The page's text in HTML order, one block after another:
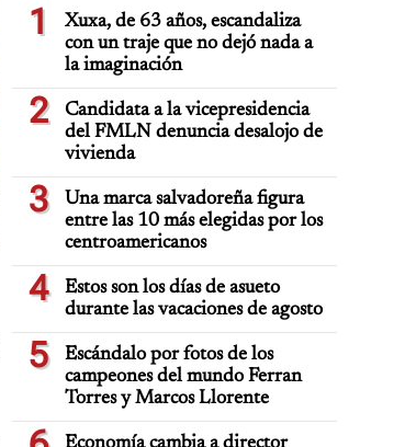
1
Xuxa, de 63 años, escandaliza
con un traje que no dejó nada a
la imaginación
2
Candidata a la vicepresidencia
del FMLN denuncia desalojo de
vivienda
3
Una marca salvadoreña figura
entre las 10 más elegidas por los
centroamericanos
4
Estos son los días de asueto
durante las vacaciones de agosto
5
Escándalo por fotos de los
campeones del mundo Ferran
Torres y Marcos Llorente